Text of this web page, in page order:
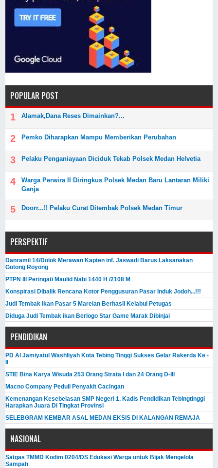
POPULAR POST
Alamak,Dana Reses Dimainkan?...
Pemko Diharapkan Mampu Memberikan Perubahan
Pelaku Penganiayaan Diciduk Tekab Polsek Medan Helvetia
Warga Perwira II Diringkus Polsek Medan Baru Lantaran Miliki
Ganja
Doorr...!! Pelaku Curat Ditembak Polsek Medan Timur
PERSPEKTIF
Danramil 14/Dolok Merawan Kapten inf. Jaswadi Barus Laksanakan
Gotong Royong
PTPN III Peringati Maulid Nabi 1440 H /2108 M
Konspirasi Dibalik Rencana Kotor Penggusuran Pasar Induk Jodoh...!!!
Judi Tembak Ikan Pasar 5 Marelan Berhasil Kelabui Petugas
Diduga Judi Tembak ikan Berlogo Star Game Marak Dibinjai
PENDIDIKAN
PD Al Jamiyatul Washliyah Kota Tebing Tinggi Sukses Gelar Rakerda Ke -
II
STIE Bina Karya Wisuda 253 Orang Strata I dan 24 Orang D-III
Macno Company Peduli Penyakit Cacingan
Kemenangan Kesebelasan SMP Negeri 1, Kadis Pendidikan Tebingtinggi
Harapkan Juara Di Tingkat Provinsi
SELEBGRAM KEMBAR ASAL MEDAN EKSIS DI KALANGAN REMAJA
NASIONAL
Satgas TMMD Kodim 0204/DS Edukasi Warga untuk Bijak Mengelola
Sampah